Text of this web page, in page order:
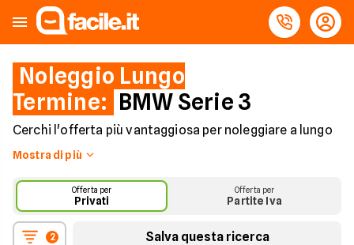
Noleggio Lungo
Termine: BMW Serie 3
Cerchi l'offerta più vantaggiosa per noleggiare a lungo
termine una BMW Serie 3? Facile.it ti aiuta a
risparmiare! Qui troverai numerose proposte per il
noleggio a lungo termine della BMW Serie 3 che hai
sempre desiderato.
Scopri tutti i
modelli BMW a Noleggio!
Mostra di più
Offerta per
Privati
Offerta per
Partite Iva
2 Salva questa ricerca